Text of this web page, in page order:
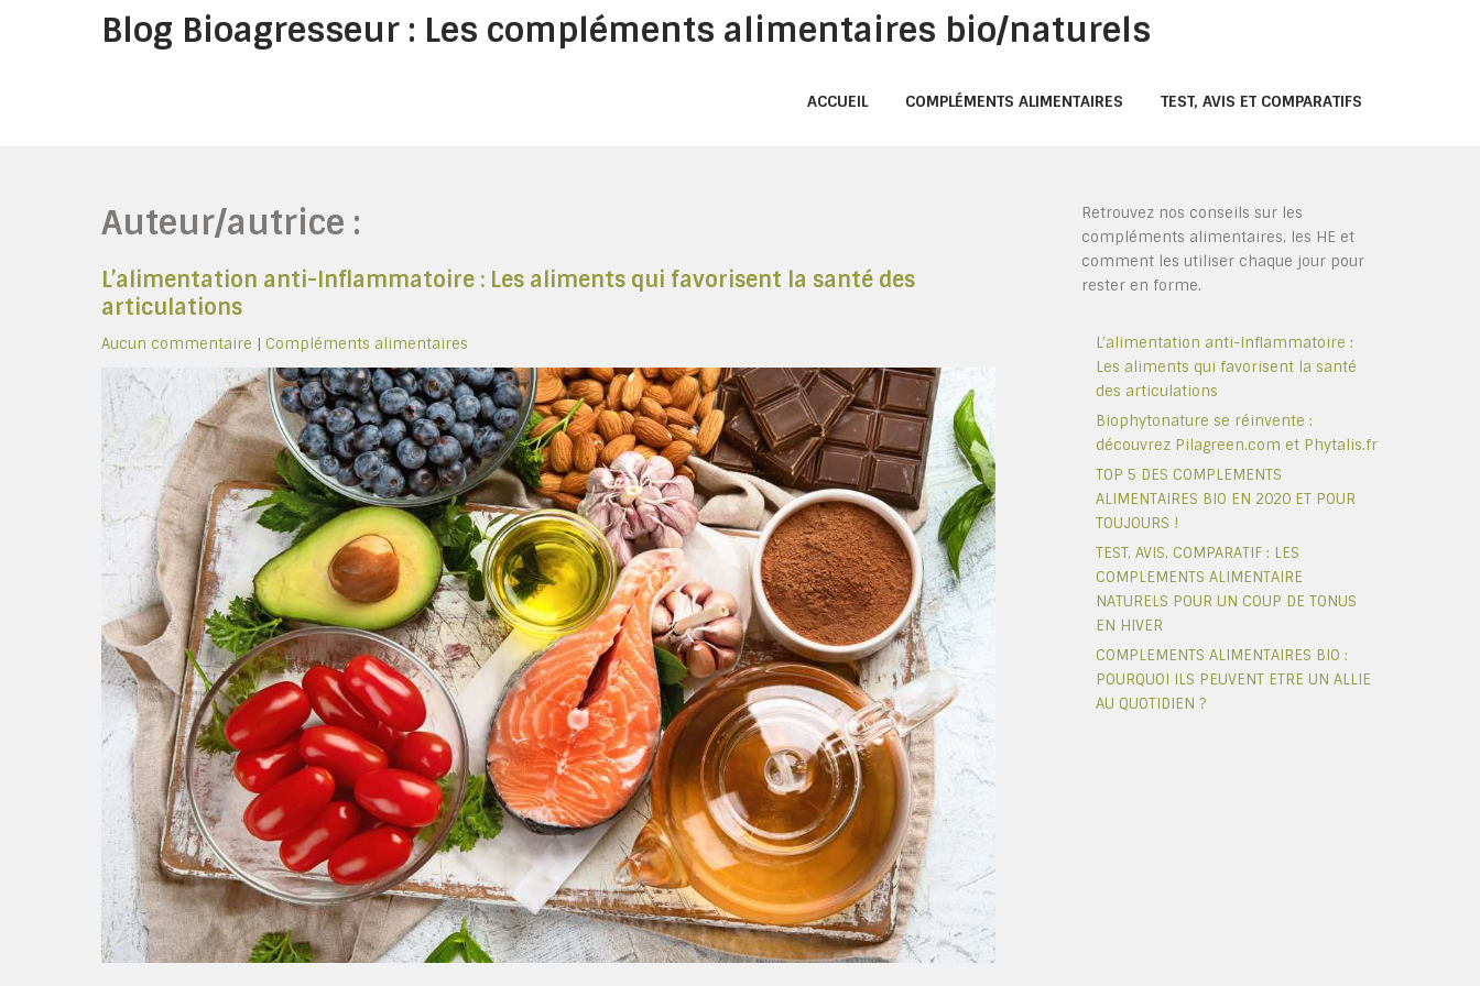
Blog Bioagresseur : Les compléments alimentaires bio/naturels
ACCUEIL COMPLÉMENTS ALIMENTAIRES TEST, AVIS ET COMPARATIFS
Auteur/autrice :
L’alimentation anti-Inflammatoire : Les aliments qui favorisent la santé des
articulations
Aucun commentaire | Compléments alimentaires
Retrouvez nos conseils sur les
compléments alimentaires, les HE et
comment les utiliser chaque jour pour
rester en forme.
L’alimentation anti-Inflammatoire :
Les aliments qui favorisent la santé
des articulations
Biophytonature se réinvente :
découvrez Pilagreen.com et Phytalis.fr
TOP 5 DES COMPLEMENTS
ALIMENTAIRES BIO EN 2020 ET POUR
TOUJOURS !
TEST, AVIS, COMPARATIF : LES
COMPLEMENTS ALIMENTAIRE
NATURELS POUR UN COUP DE TONUS
EN HIVER
COMPLEMENTS ALIMENTAIRES BIO :
POURQUOI ILS PEUVENT ETRE UN ALLIE
AU QUOTIDIEN ?